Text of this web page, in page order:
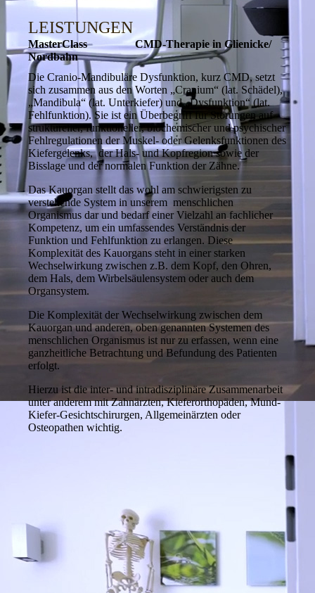
LEISTUNGEN
MasterClass CMD-Therapie in Glienicke/
Nordbahn
Die Cranio-Mandibuläre Dysfunktion, kurz CMD, setzt
sich zusammen aus den Worten „Cranium“ (lat. Schädel),
„Mandibula“ (lat. Unterkiefer) und „Dysfunktion“ (lat.
Fehlfunktion). Sie ist ein Überbegriff für Störungen auf
struktureller, funktioneller, biochemischer und psychischer
Fehlre­gula­tio­nen der Muskel- oder Gelenksfunktionen des
Kiefergelenks, der Hals- und Kopfregion sowie der
Bisslage und der normalen Funktion der Zähne.
Das Kauorgan stellt das wohl am schwierigsten zu
verstehende System in unserem menschlichen
Organismus dar und bedarf einer Vielzahl an fachlicher
Kompetenz, um ein umfassendes Verständnis der
Funktion und Fehlfunktion zu erlangen. Diese
Komplexität des Kauorgans steht in einer starken
Wechselwirkung zwischen z.B. dem Kopf, den Ohren,
dem Hals, dem Wirbelsäulensystem oder auch dem
Organsystem.
Die Komplexität der Wechselwirkung zwischen dem
Kauorgan und anderen, oben genannten Systemen des
menschlichen Organismus ist nur zu erfassen, wenn eine
ganzheitliche Betrachtung und Befundung des Patienten
erfolgt.
Hierzu ist die inter- und intradisziplinäre Zusammenarbeit
unter anderem mit Zahnärzten, Kieferorthopäden, Mund-
Kiefer-Gesichtschirurgen, Allgemeinärzten oder
Osteopathen wichtig.